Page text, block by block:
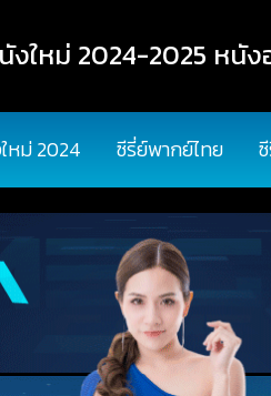
งใหม่ 2024-2025 หนั
หม่ 2024 ซีรี่ย์พากย์ไทย